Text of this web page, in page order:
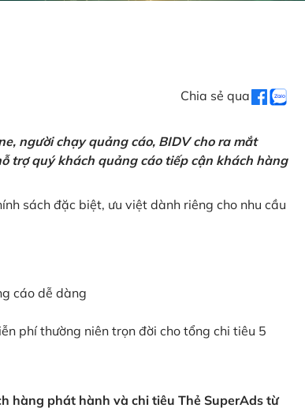
Chia sẻ qua
người chạy quảng cáo, BIDV cho ra mắt
trợ quý khách quảng cáo tiếp cận khách hàng
sách đặc biệt, ưu việt dành riêng cho nhu cầu
cáo dễ dàng
phí thường niên trọn đời cho tổng chi tiêu 5
hàng phát hành và chi tiêu Thẻ SuperAds từ